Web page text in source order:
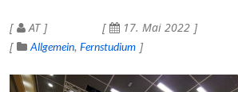
AT 17. Mai 2022
Allgemein Fernstudium